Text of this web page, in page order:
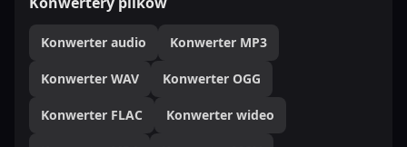
Konwerter audio Konwerter MP3
Konwerter WAV Konwerter OGG
Konwerter FLAC Konwerter wideo